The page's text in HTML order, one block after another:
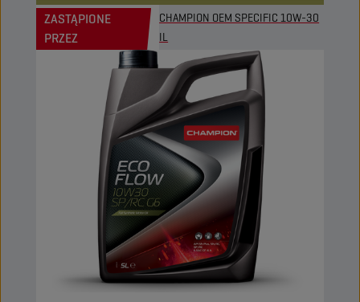
ZASTĄPIONE
PRZEZ
CHAMPION OEM SPECIFIC 10W-30
IL